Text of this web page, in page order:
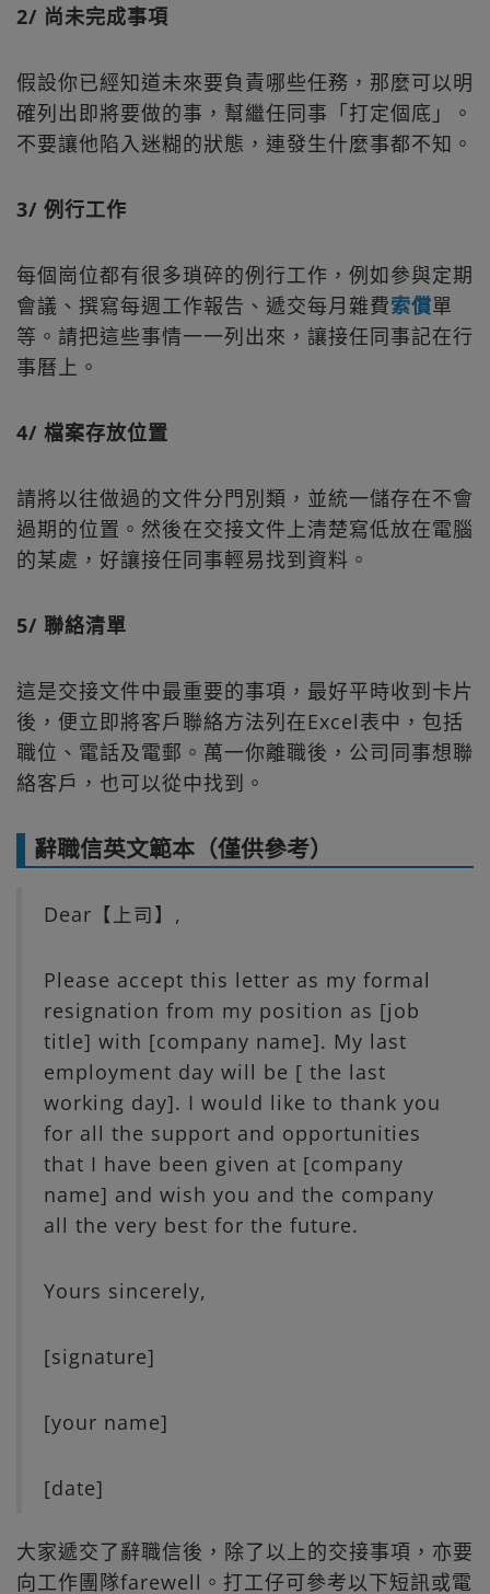
2/ 尚未完成事項
假設你已經知道未來要負責哪些任務，那麼可以明
確列出即將要做的事，幫繼任同事「打定個底」。
不要讓他陷入迷糊的狀態，連發生什麼事都不知。
3/ 例行工作
每個崗位都有很多瑣碎的例行工作，例如參與定期
會議、撰寫每週工作報告、遞交每月雜費索償單
等。請把這些事情一一列出來，讓接任同事記在行
事曆上。
4/ 檔案存放位置
請將以往做過的文件分門別類，並統一儲存在不會
過期的位置。然後在交接文件上清楚寫低放在電腦
的某處，好讓接任同事輕易找到資料。
5/ 聯絡清單
這是交接文件中最重要的事項，最好平時收到卡片
後，便立即將客戶聯絡方法列在Excel表中，包括
職位、電話及電郵。萬一你離職後，公司同事想聯
絡客戶，也可以從中找到。
辭職信英文範本（僅供參考）
Dear【上司】,
Please accept this letter as my formal
resignation from my position as [job
title] with [company name]. My last
employment day will be [ the last
working day]. I would like to thank you
for all the support and opportunities
that I have been given at [company
name] and wish you and the company
all the very best for the future.
Yours sincerely,
[signature]
[your name]
[date]
大家遞交了辭職信後，除了以上的交接事項，亦要
向工作團隊farewell。打工仔可參考以下短訊或電